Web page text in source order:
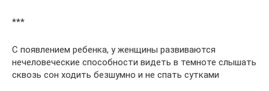
***
С появлением ребенка, у женщины развиваются
нечеловеческие способности видеть в темноте слышать
сквозь сон ходить безшумно и не спать сутками